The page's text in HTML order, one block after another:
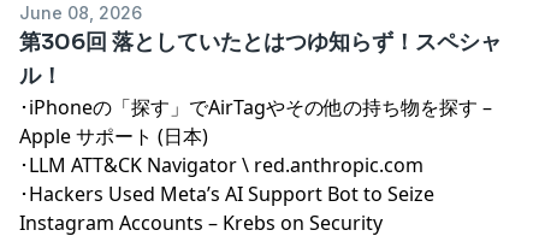
June 08, 2026
第306回 落としていたとはつゆ知らず！スペシャ
ル！
･iPhoneの「探す」でAirTagやその他の持ち物を探す –
Apple サポート (日本)
･LLM ATT&CK Navigator \ red.anthropic.com
･Hackers Used Meta’s AI Support Bot to Seize
Instagram Accounts – Krebs on Security